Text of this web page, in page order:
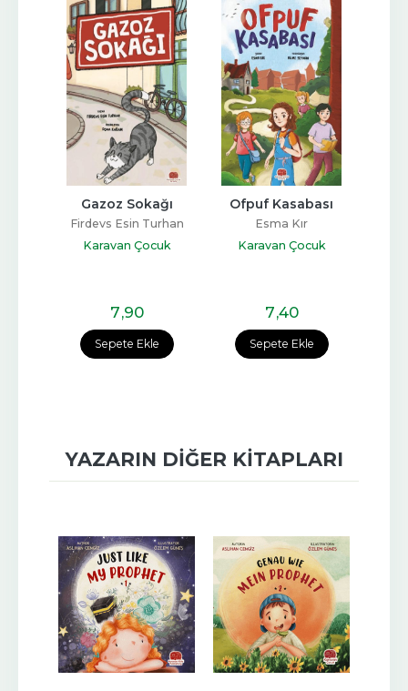
Sepete Ekle
Gazoz Sokağı
Firdevs Esin Turhan
Karavan Çocuk
7,90
Sepete Ekle
Ofpuf Kasabası
Esma Kır
Karavan Çocuk
7,40
YAZARIN DIĞER KITAPLARI